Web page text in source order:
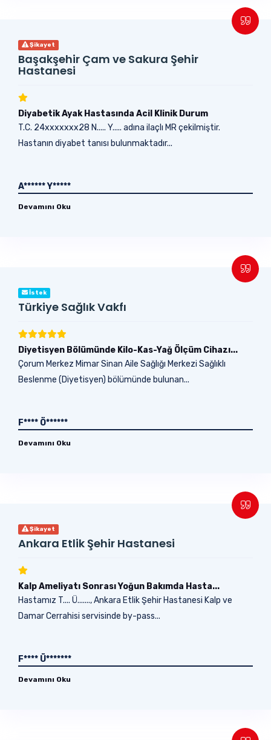
Şikayet
Başakşehir Çam ve Sakura Şehir
Hastanesi
Diyabetik Ayak Hastasında Acil Klinik Durum
T.C. 24xxxxxxx28 N..... Y..... adına ilaçlı MR çekilmiştir.
Hastanın diyabet tanısı bulunmaktadır...
A****** Y*****
Devamını Oku
İstek
Türkiye Sağlık Vakfı
Diyetisyen Bölümünde Kilo-Kas-Yağ Ölçüm Cihazı...
Çorum Merkez Mimar Sinan Aile Sağlığı Merkezi Sağlıklı
Beslenme (Diyetisyen) bölümünde bulunan...
F**** Ö******
Devamını Oku
Şikayet
Ankara Etlik Şehir Hastanesi
Kalp Ameliyatı Sonrası Yoğun Bakımda Hasta...
Hastamız T.... Ü......., Ankara Etlik Şehir Hastanesi Kalp ve
Damar Cerrahisi servisinde by-pass...
F**** Ü*******
Devamını Oku